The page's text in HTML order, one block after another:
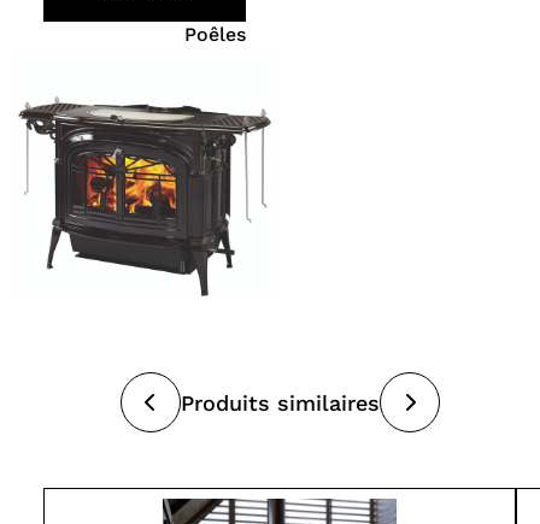
Poêles
Produits similaires